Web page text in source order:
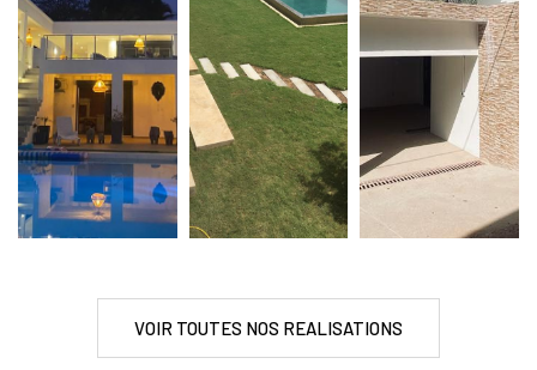
VOIR TOUTES NOS REALISATIONS